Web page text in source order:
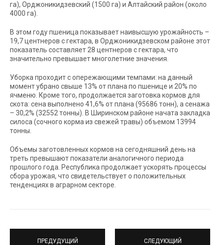
га), Орджоникидзевский (1500 га) и Алтайский район (около
4000 га).
В этом году пшеница показывает наивысшую урожайность –
19,7 центнеров с гектара, в Орджоникидзевском районе этот
показатель составляет 28 центнеров с гектара, что
значительно превышает многолетние значения.
Уборка проходит с опережающими темпами: на данный
момент убрано свыше 13% от плана по пшенице и 20% по
ячменю. Кроме того, продолжается заготовка кормов для
скота: сена выполнено 41,6% от плана (95686 тонн), а сенажа
– 30,2% (32552 тонны). В Ширинском районе начата закладка
силоса (сочного корма из свежей травы) объемом 13994
тонны.
Объемы заготовленных кормов на сегодняшний день на
треть превышают показатели аналогичного периода
прошлого года. Республика продолжает ускорять процессы
сбора урожая, что свидетельствует о положительных
тенденциях в аграрном секторе.
ПРЕДУДУЩИЙ СЛЕДУЮЩИЙ